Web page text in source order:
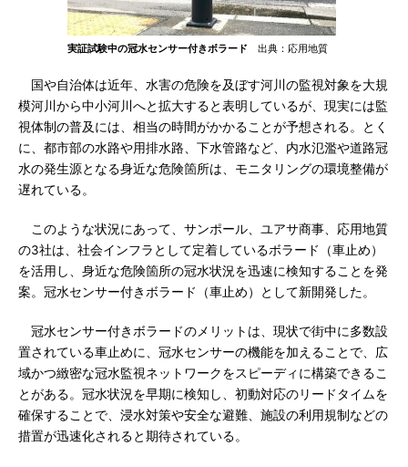
実証試験中の冠水センサー付きボラード 出典：応用地質
国や自治体は近年、水害の危険を及ぼす河川の監視対象を大規
模河川から中小河川へと拡大すると表明しているが、現実には監
視体制の普及には、相当の時間がかかることが予想される。とく
に、都市部の水路や用排水路、下水管路など、内水氾濫や道路冠
水の発生源となる身近な危険箇所は、モニタリングの環境整備が
遅れている。
このような状況にあって、サンポール、ユアサ商事、応用地質
の3社は、社会インフラとして定着しているボラード（車止め）
を活用し、身近な危険箇所の冠水状況を迅速に検知することを発
案。冠水センサー付きボラード（車止め）として新開発した。
冠水センサー付きボラードのメリットは、現状で街中に多数設
置されている車止めに、冠水センサーの機能を加えることで、広
域かつ緻密な冠水監視ネットワークをスピーディに構築できるこ
とがある。冠水状況を早期に検知し、初動対応のリードタイムを
確保することで、浸水対策や安全な避難、施設の利用規制などの
措置が迅速化されると期待されている。